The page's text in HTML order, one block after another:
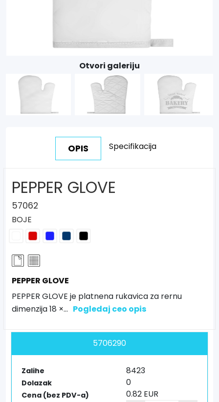
Otvori galeriju
OPIS Specifikacija
PEPPER GLOVE
57062
BOJE
PEPPER GLOVE
PEPPER GLOVE je platnena rukavica za rernu
dimenzija 18 ×... Pogledaj ceo opis
5706290
Zalihe
Dolazak
Cena (bez PDV-a)
8423
0
0.82 EUR